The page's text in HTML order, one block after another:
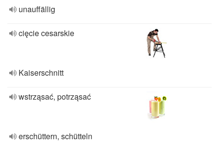
unauffällig
cięcie cesarskie
Kaiserschnitt
wstrząsać, potrząsać
erschüttern, schütteln